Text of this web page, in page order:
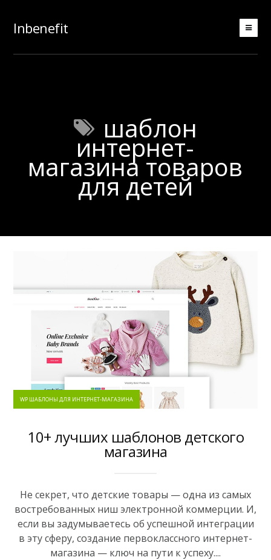
Inbenefit
шаблон
интернет-
магазина товаров
для детей
WP ШАБЛОНЫ ДЛЯ ИНТЕРНЕТ-МАГАЗИНА
10+ лучших шаблонов детского
магазина
Не секрет, что детские товары — одна из самых
востребованных ниш электронной коммерции. И,
если вы задумываетесь об успешной интеграции
в эту сферу, создание первоклассного интернет-
магазина — ключ на пути к успеху....